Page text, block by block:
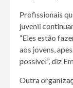
Profissionais
juvenil
“Eles estão
aos jovens,
possível”, diz
Outra